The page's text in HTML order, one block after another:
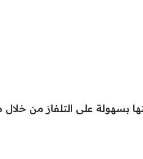
بسهولة على التلفاز من خلال